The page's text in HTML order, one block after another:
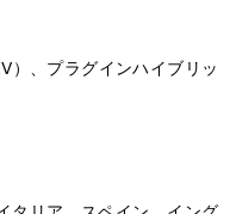
）、プラグインハイブリッ